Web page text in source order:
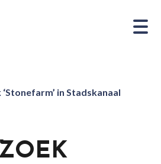
in Stadskanaal